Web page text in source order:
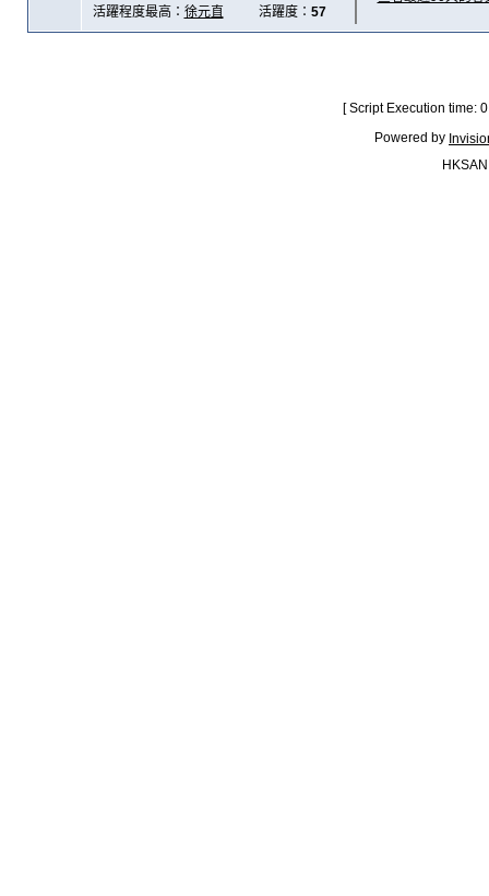
活躍程度最高： 徐元直 活躍度： 57
[ Script Execution time:
Powered by